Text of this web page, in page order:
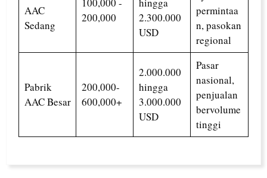
AAC
Sedang
200,000
2.300.000
USD
permintaa
n, pasokan
regional
Pabrik
AAC Besar
200,000-
600,000+
2.000.000
hingga
3.000.000
USD
Pasar
nasional,
penjualan
bervolume
tinggi